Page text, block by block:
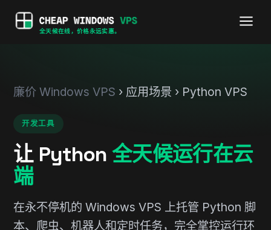
全天候在线，价格永远实惠。
廉价 Windows VPS › 应用场景 › Python VPS
开发工具
让 Python 全天候运行在云
端
在永不停机的 Windows VPS 上托管 Python 脚
本、爬虫、机器人和定时任务，完全掌控运行环